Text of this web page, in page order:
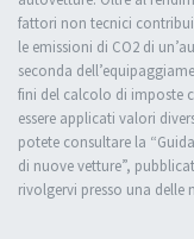
fattori non tecnici
le emissioni di CO2 di
seconda
fini del calcolo di imposte
essere applicati valori
potete consultare la
di nuove vetture”,
rivolgervi presso una delle